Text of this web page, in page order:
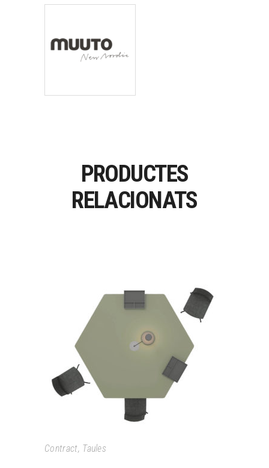
PRODUCTES
RELACIONATS
TKNIKA
Contract, Taules